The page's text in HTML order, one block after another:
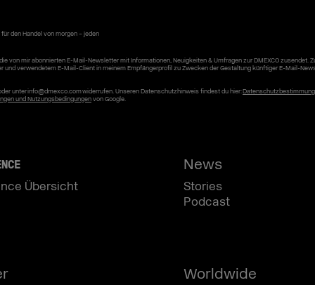
den Handel von morgen – jeden
von mir abonnierten E-Mail-Newsletter mit Informationen, Neuigkeiten & Umfragen zur DMEXCO zusendet.
verwendetem E-Mail-Client in meinem Empfängerprofil zu Zwecken der Gestaltung künftiger E-Mail-
unter info@dmexco.com widerrufen. Unseren Datenschutzhinweis findest du hier:
und Nutzungsbedingungenvon Google.
Übersicht
News
Stories
Podcast
Worldwide